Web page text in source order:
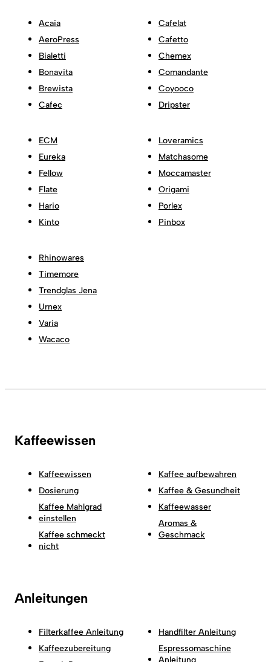
Acaia
AeroPress
Bialetti
Bonavita
Brewista
Cafec
Cafelat
Cafetto
Chemex
Comandante
Coyooco
Dripster
ECM
Eureka
Fellow
Flate
Hario
Kinto
Loveramics
Matchasome
Moccamaster
Origami
Porlex
Pinbox
Rhinowares
Timemore
Trendglas Jena
Urnex
Varia
Wacaco
Kaffeewissen
Kaffeewissen
Dosierung
Kaffee Mahlgrad
einstellen
Kaffee schmeckt
nicht
Kaffee aufbewahren
Kaffee & Gesundheit
Kaffeewasser
Aromas &
Geschmack
Anleitungen
Filterkaffee Anleitung
Kaffeezubereitung
Handfilter Anleitung
Espressomaschine